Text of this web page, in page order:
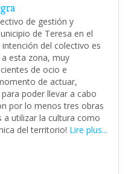
de gestión y
de Teresa en el
del colectivo es
esta zona, muy
de ocio e
de actuar,
poder llevar a cabo
por lo menos tres obras
a utilizar la cultura como
del territorio! Lire plus...